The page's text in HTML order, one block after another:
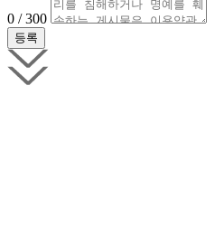
0 / 300